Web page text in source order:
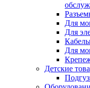
Для
Для
Для
Детские